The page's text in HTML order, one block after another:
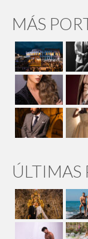
MÁS
ÚLTIMAS